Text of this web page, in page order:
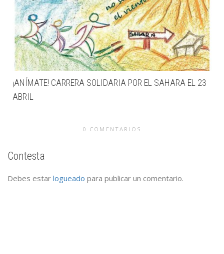
¡ANÍMATE! CARRERA SOLIDARIA POR EL SAHARA EL 23
ABRIL
0 COMENTARIOS
Contesta
Debes estar logueado para publicar un comentario.